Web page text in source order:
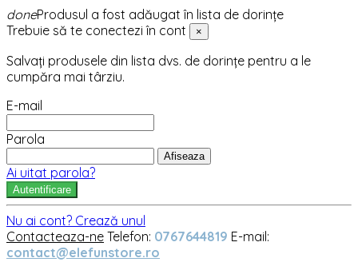
doneProdusul a fost adăugat în lista de dorințe
Trebuie să te conectezi în cont
×
Salvați produsele din lista dvs. de dorințe pentru a le
cumpăra mai târziu.
E-mail
Parola
Afiseaza
Ai uitat parola?
Autentificare
Nu ai cont? Crează unul
Contacteaza-ne Telefon: 0767644819 E-mail:
contact@elefunstore.ro